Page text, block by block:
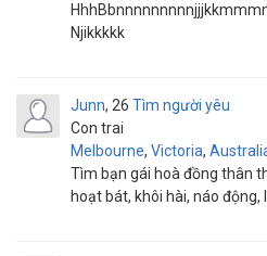
Njikkkkk
Junn
Con trai
26
Melbourne, Victoria,
Tìm người yêu
Tìm bạn gái hoà đồng thân
hoạt bát, khôi hài, náo động,